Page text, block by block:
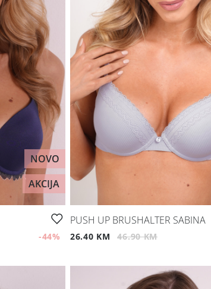
NOVO
AKCIJA
-44%
PUSH UP BRUSHALTER SABINA
26.40 KM 46.90 KM